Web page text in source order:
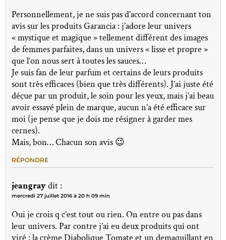
Personnellement, je ne suis pas d’accord concernant ton
avis sur les produits Garancia : j’adore leur univers
« mystique et magique » tellement différent des images
de femmes parfaites, dans un univers « lisse et propre »
que l’on nous sert à toutes les sauces…
Je suis fan de leur parfum et certains de leurs produits
sont très efficaces (bien que très différents). J’ai juste été
déçue par un produit, le soin pour les yeux, mais j’ai beau
avoir essayé plein de marque, aucun n’a été efficace sur
moi (je pense que je dois me résigner à garder mes
cernes).
Mais, bon… Chacun son avis 😉
RÉPONDRE
jeangraydit :
mercredi 27 juillet 2016 à 20 h 09 min
Oui je crois q c’est tout ou rien. On entre ou pas dans
leur univers. Par contre j’ai eu deux produits qui ont
viré : la crème Diabolique Tomate et un demaquillant en